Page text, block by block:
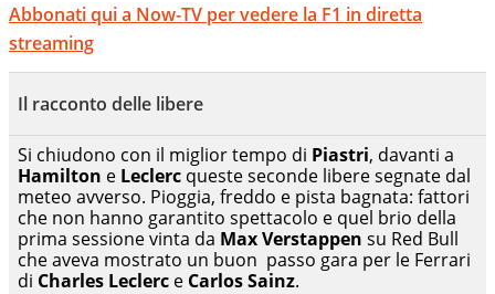
Abbonati qui a Now-TV per vedere la F1 in diretta
streaming
Il racconto delle libere
Si chiudono con il miglior tempo di Piastri, davanti a
Hamilton e Leclerc queste seconde libere segnate dal
meteo avverso. Pioggia, freddo e pista bagnata: fattori
che non hanno garantito spettacolo e quel brio della
prima sessione vinta da Max Verstappen su Red Bull
che aveva mostrato un buon passo gara per le Ferrari
di Charles Leclerc e Carlos Sainz.